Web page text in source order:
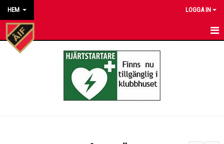
HEM LOGGA IN
HEM